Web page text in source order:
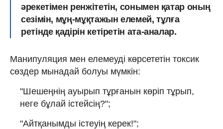
әрекетімен ренжітетін, сонымен қатар оның
сезімін, мұң-мұқтажын елемей, тұлға
ретінде қадірін кетіретін ата-аналар.
Манипуляция мен елемеуді көрсететін токсик
сөздер мынадай болуы мүмкін:
"Шешеңнің ауырып тұрғанын көріп тұрып,
неге бұлай істейсің?";
"Айтқанымды істеуің керек!";